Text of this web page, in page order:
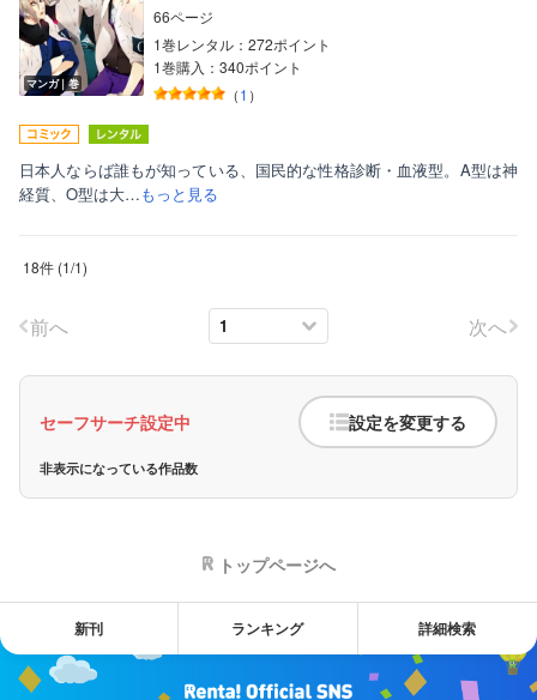
マンガ｜巻
66ページ
1巻レンタル：272ポイント
1巻購入：340ポイント
（1 ）
日本人ならば誰もが知っている、国民的な性格診断・血液型。A型は神
経質、O型は大…もっと見る
18件 (1/1)
前へ 次へ
セーフサーチ設定中 設定を変更する
非表示になっている作品数
トップページへ
新刊 ランキング 詳細検索